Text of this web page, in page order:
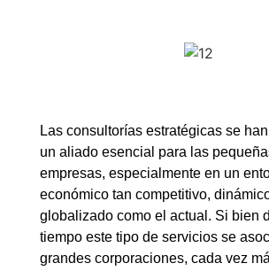
Las consultorías estratégicas se
un aliado esencial para las
empresas, especialmente en un
económico tan competitivo,
globalizado como el actual. Si bien
tiempo este tipo de servicios se
grandes corporaciones, cada vez